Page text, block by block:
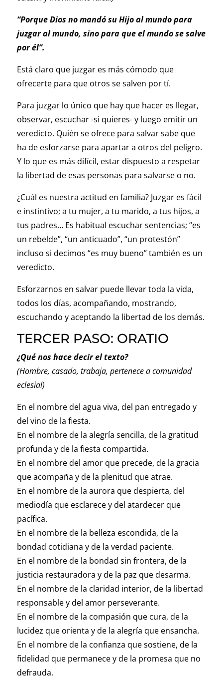
“Porque Dios no mandó su Hijo al mundo para
juzgar al mundo, sino para que el mundo se salve
por él”.
Está claro que juzgar es más cómodo que
ofrecerte para que otros se salven por tí.
Para juzgar lo único que hay que hacer es llegar,
observar, escuchar -si quieres- y luego emitir un
veredicto. Quién se ofrece para salvar sabe que
ha de esforzarse para apartar a otros del peligro.
Y lo que es más difícil, estar dispuesto a respetar
la libertad de esas personas para salvarse o no.
¿Cuál es nuestra actitud en familia? Juzgar es fácil
e instintivo; a tu mujer, a tu marido, a tus hijos, a
tus padres… Es habitual escuchar sentencias; “es
un rebelde”, “un anticuado”, “un protestón”
incluso si decimos “es muy bueno” también es un
veredicto.
Esforzarnos en salvar puede llevar toda la vida,
todos los días, acompañando, mostrando,
escuchando y aceptando la libertad de los demás.
TERCER PASO: ORATIO
¿Qué nos hace decir el texto?
(Hombre, casado, trabaja, pertenece acomunidad
eclesial)
En el nombre del agua viva, del pan entregado y
del vino de la fiesta.
En el nombre de la alegría sencilla, de la gratitud
profunda y de la fiesta compartida.
En el nombre del amor que precede, de la gracia
que acompaña y de la plenitud que atrae.
En el nombre de la aurora que despierta, del
mediodía que esclarece y del atardecer que
pacífica.
En el nombre de la belleza escondida, de la
bondad cotidiana y de la verdad paciente.
En el nombre de la bondad sin frontera, de la
justicia restauradora y de la paz que desarma.
En el nombre de la claridad interior, de la libertad
responsable y del amor perseverante.
En el nombre de la compasión que cura, de la
lucidez que orienta y de la alegría que ensancha.
En el nombre de la confianza que sostiene, de la
fidelidad que permanece y de la promesa que no
defrauda.